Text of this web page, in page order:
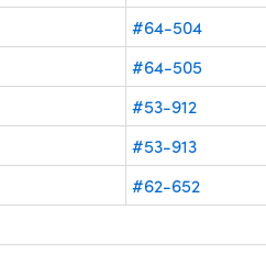
#64-504
#64-505
#53-912
#53-913
#62-652